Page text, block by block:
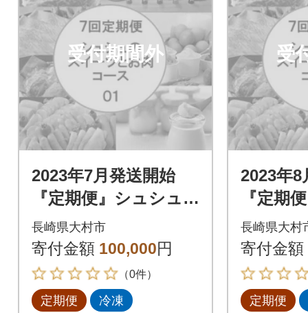
受付期間外
2023年7月発送開始
『定期便』シュシュ
のスイーツとお肉コ
ース01 全7回
長崎県大村市
寄付金額 100,000円
（0件）
定期便 冷凍
受
2023年8
『定期
のスイ
ース01
長崎県大村
寄付金額
定期便